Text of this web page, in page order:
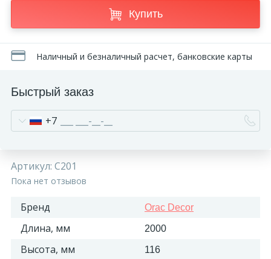
Купить
Наличный и безналичный расчет, банковские карты
Быстрый заказ
+7
Артикул: C201
Пока нет отзывов
Бренд Orac Decor
Длина, мм 2000
Высота, мм 116
Сотрудничество